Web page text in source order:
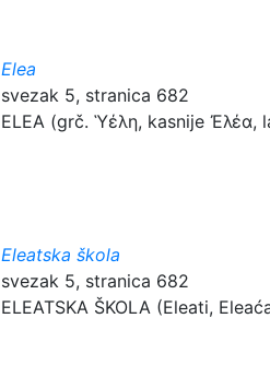
Elea
svezak 5, stranica 682
ELEA (grč. Ὑέλη, kasnije Ἐλέα,
Eleatska škola
svezak 5, stranica 682
ELEATSKA ŠKOLA (Eleati,